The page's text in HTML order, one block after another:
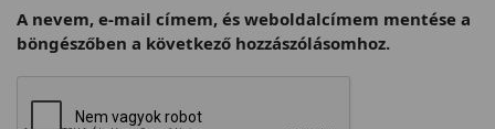
A nevem, e-mail címem, és weboldalcímem mentése a
böngészőben a következő hozzászólásomhoz.